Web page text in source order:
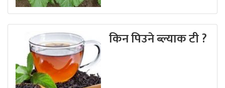
किन पिउने ब्ल्याक टी ?